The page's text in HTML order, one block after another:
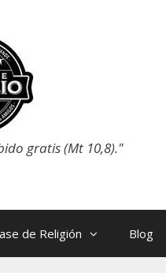
gratis (Mt 10,8)."
de Religión Blog